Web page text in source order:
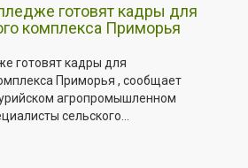
готовят кадры для
комплекса Приморья
готовят кадры для
Приморья , сообщает
агропромышленном
сельского...